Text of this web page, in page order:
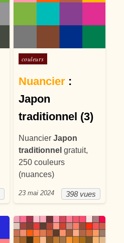
Posté dans
couleurs
Nuancier:
Japon
traditionnel (3)
Nuancier Japon
traditionnel gratuit,
250 couleurs
(nuances)
398 vues
23 mai 2024